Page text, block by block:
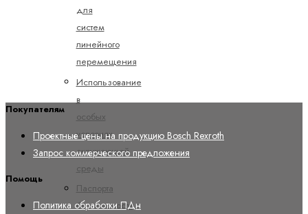
для
систем
линейного
перемещения
Использование
в
особых
условиях
окружающей
среды
Паспорта
безопасности
Покупателям
Проектные цены на продукцию Bosch Rexroth
Запрос коммерческого предложения
Помощь
Политика обработки ПДн